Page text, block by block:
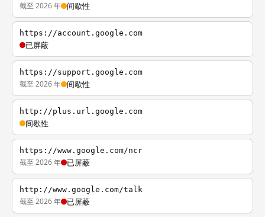
截至 2026 年 间歇性
https://account.google.com
已屏蔽
https://support.google.com
截至 2026 年 间歇性
http://plus.url.google.com
间歇性
https://www.google.com/ncr
截至 2026 年 已屏蔽
http://www.google.com/talk
截至 2026 年 已屏蔽